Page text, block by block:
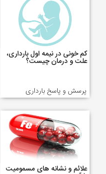
کم خونی در نیمه اول بارداری،
علت و درمان چیست؟
پرسش و پاسخ بارداری
علائم و نشانه های مسمومیت